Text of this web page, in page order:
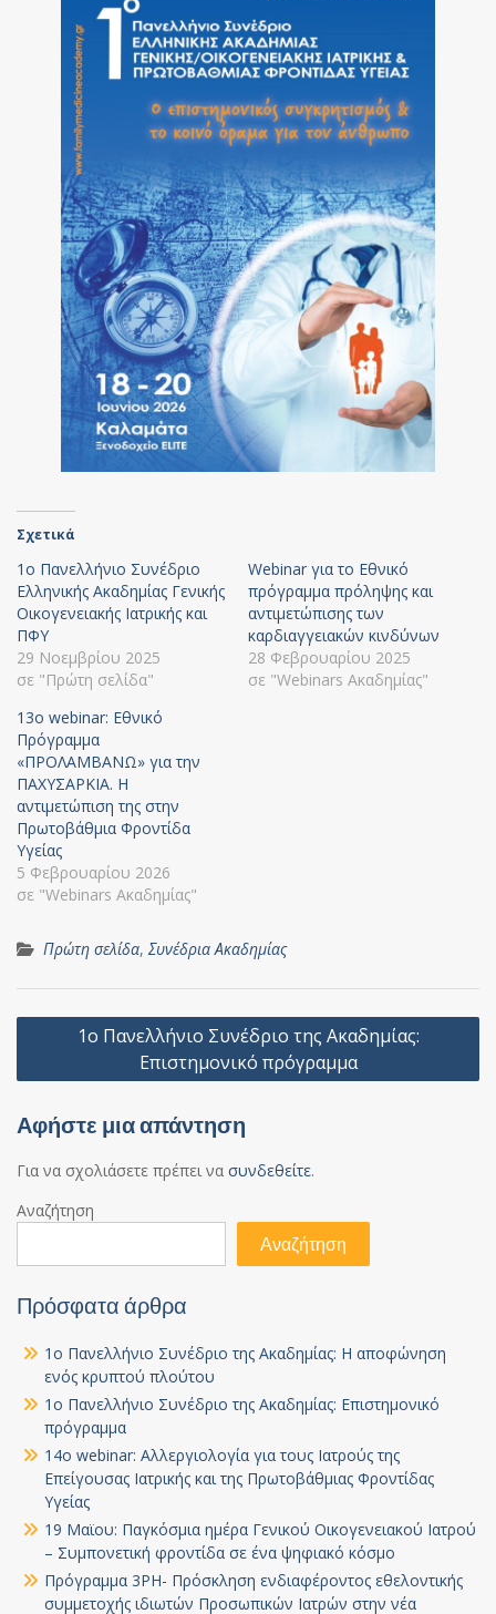
Σχετικά
1o Πανελλήνιο Συνέδριο
Ελληνικής Ακαδημίας Γενικής
Οικογενειακής Ιατρικής και
ΠΦΥ
29 Νοεμβρίου 2025
σε "Πρώτη σελίδα"
Webinar για το Εθνικό
πρόγραμμα πρόληψης και
αντιμετώπισης των
καρδιαγγειακών κινδύνων
28 Φεβρουαρίου 2025
σε "Webinars Ακαδημίας"
13o webinar: Εθνικό
Πρόγραμμα
«ΠΡΟΛΑΜΒΑΝΩ» για την
ΠΑΧΥΣΑΡΚΙΑ. Η
αντιμετώπιση της στην
Πρωτοβάθμια Φροντίδα
Υγείας
5 Φεβρουαρίου 2026
σε "Webinars Ακαδημίας"
Πρώτη σελίδα, Συνέδρια Ακαδημίας
Πλοήγηση
1ο Πανελλήνιο Συνέδριο της Ακαδημίας:
Επιστημονικό πρόγραμμα
Αφήστε μια απάντηση
Για να σχολιάσετε πρέπει να συνδεθείτε.
Αναζήτηση
Αναζήτηση
Πρόσφατα άρθρα
1ο Πανελλήνιο Συνέδριο της Ακαδημίας: Η αποφώνηση
ενός κρυπτού πλούτου
1ο Πανελλήνιο Συνέδριο της Ακαδημίας: Επιστημονικό
πρόγραμμα
14ο webinar: Αλλεργιολογία για τους Ιατρούς της
Επείγουσας Ιατρικής και της Πρωτοβάθμιας Φροντίδας
Υγείας
19 Μαϊου: Παγκόσμια ημέρα Γενικού Οικογενειακού Ιατρού
– Συμπονετική φροντίδα σε ένα ψηφιακό κόσμο
Πρόγραμμα 3PH- Πρόσκληση ενδιαφέροντος εθελοντικής
συμμετοχής ιδιωτών Προσωπικών Ιατρών στην νέα